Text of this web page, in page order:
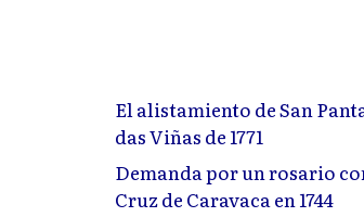
El alistamiento de San
das Viñas de 1771
Demanda por un rosario
Cruz de Caravaca en 1744